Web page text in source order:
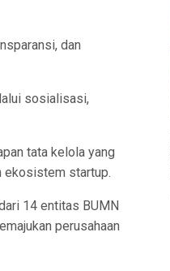
dan
sosialisasi,
tata kelola yang
ekosistem startup.
14 entitas BUMN
perusahaan